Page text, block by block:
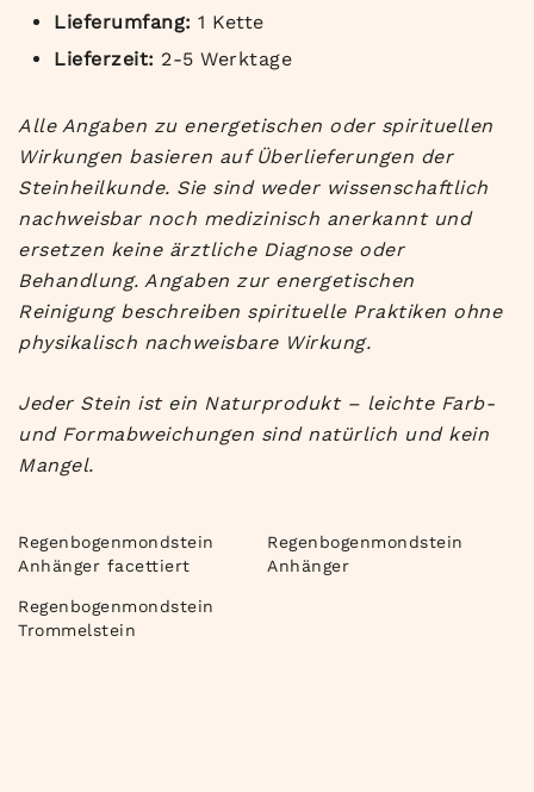
Lieferumfang: 1 Kette
Lieferzeit: 2-5 Werktage
Alle Angaben zu energetischen oder spirituellen
Wirkungen basieren auf Überlieferungen der
Steinheilkunde. Sie sind weder wissenschaftlich
nachweisbar noch medizinisch anerkannt und
ersetzen keine ärztliche Diagnose oder
Behandlung. Angaben zur energetischen
Reinigung beschreiben spirituelle Praktiken ohne
physikalisch nachweisbare Wirkung.
Jeder Stein ist ein Naturprodukt – leichte Farb-
und Formabweichungen sind natürlich und kein
Mangel.
Regenbogenmondstein
Anhänger facettiert
Regenbogenmondstein
Anhänger
Regenbogenmondstein
Trommelstein